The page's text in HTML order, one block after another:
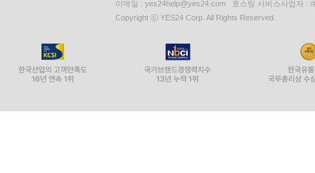
이메일 : yes24help@yes24.com 호스팅 서비스사업자 :
Copyright ⓒ YES24 Corp. All Rights Reserved.